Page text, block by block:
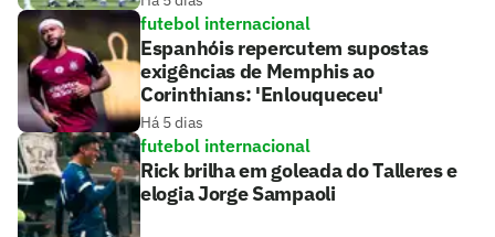
futebol internacional
Espanhóis repercutem supostas
exigências de Memphis ao
Corinthians: 'Enlouqueceu'
Há 5 dias
futebol internacional
Rick brilha em goleada do Talleres e
elogia Jorge Sampaoli